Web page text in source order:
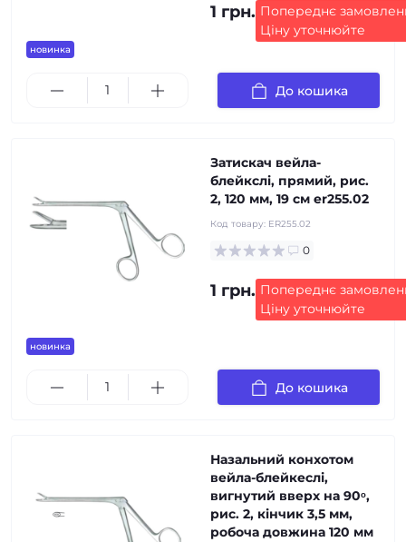
новинка
1 грн. Попереднє
Ціну уточнюйте
До кошика
новинка
Затискач вейла-
блейкслі, прямий, рис.
2, 120 мм, 19 см er255.02
Код товару: ER255.02
0
1 грн. Попереднє
Ціну уточнюйте
До кошика
Назальний конхотом
вейла-блейкеслі,
вигнутий вверх на 90ᵒ,
рис. 2, кінчик 3,5 мм,
робоча довжина 120 мм